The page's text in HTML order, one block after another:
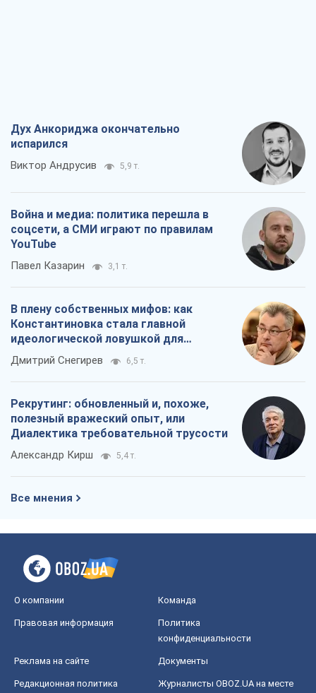
Дух Анкориджа окончательно
испарился
Виктор Андрусив 5,9 т.
Война и медиа: политика перешла в
соцсети, а СМИ играют по правилам
YouTube
Павел Казарин 3,1 т.
В плену собственных мифов: как
Константиновка стала главной
идеологической ловушкой для
российских оккупантов
Дмитрий Снегирев 6,5 т.
Рекрутинг: обновленный и, похоже,
полезный вражеский опыт, или
Диалектика требовательной трусости
Александр Кирш 5,4 т.
Все мнения
О компании Команда
Правовая информация
Политика
конфиденциальности
Реклама на сайте Документы
Редакционная политика
Журналисты OBOZ.UA на месте